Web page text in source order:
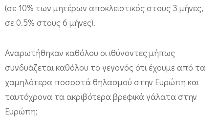
(σε 10% των μητέρων αποκλειστικός στους 3 μήνες,
σε 0.5% στους 6 μήνες).
Αναρωτήθηκαν καθόλου οι ιθύνοντες μήπως
συνδυάζεται καθόλου το γεγονός ότι έχουμε από τα
χαμηλότερα ποσοστά θηλασμού στην Ευρώπη και
ταυτόχρονα τα ακριβότερα βρεφικά γάλατα στην
Ευρώπη;